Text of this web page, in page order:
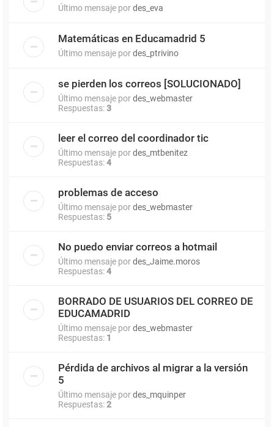
Último mensaje pordes_eva
Matemáticas en Educamadrid 5
Último mensaje pordes_ptrivino
se pierden los correos [SOLUCIONADO]
Último mensaje pordes_webmaster
Respuestas:3
leer el correo del coordinador tic
Último mensaje pordes_mtbenitez
Respuestas:4
problemas de acceso
Último mensaje pordes_webmaster
Respuestas: 5
No puedo enviar correos a hotmail
Último mensaje pordes_Jaime.moros
Respuestas:4
BORRADO DE USUARIOS DEL CORREO DE
EDUCAMADRID
Último mensaje pordes_webmaster
Respuestas: 1
Pérdida de archivos al migrar a la versión
5
Último mensaje pordes_mquinper
Respuestas:2